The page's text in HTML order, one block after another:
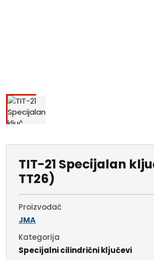
TIT-21 Specijalan
TT26)
Proizvođač
JMA
Kategorija
Specijalni cilindrični ključevi